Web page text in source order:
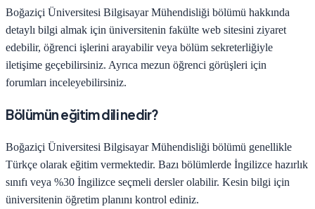
Boğaziçi Üniversitesi Bilgisayar Mühendisliği bölümü hakkında
detaylı bilgi almak için üniversitenin fakülte web sitesini ziyaret
edebilir, öğrenci işlerini arayabilir veya bölüm sekreterliğiyle
iletişime geçebilirsiniz. Ayrıca mezun öğrenci görüşleri için
forumları inceleyebilirsiniz.
Bölümün eğitim dili nedir?
Boğaziçi Üniversitesi Bilgisayar Mühendisliği bölümü genellikle
Türkçe olarak eğitim vermektedir. Bazı bölümlerde İngilizce hazırlık
sınıfı veya %30 İngilizce seçmeli dersler olabilir. Kesin bilgi için
üniversitenin öğretim planını kontrol ediniz.